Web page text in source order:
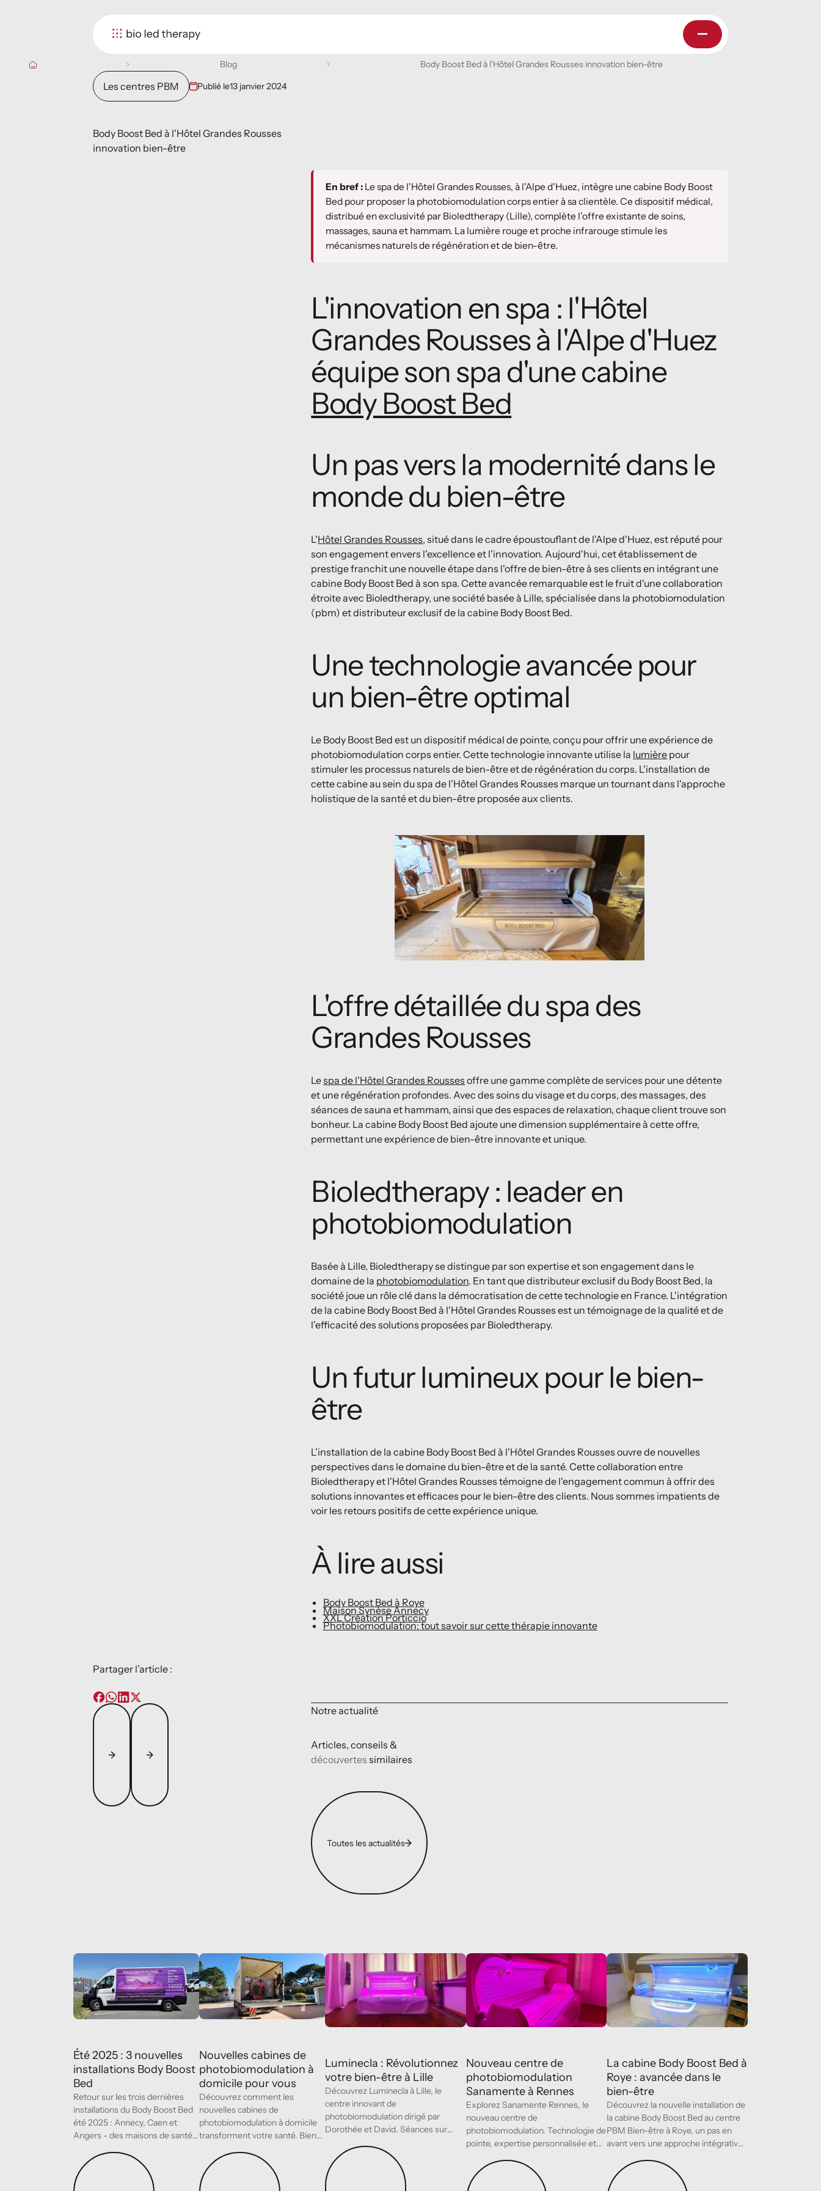
Blog Body Boost Bed à l'Hôtel Grandes Rousses innovation bien-être
Les centres PBM Publié le13 janvier 2024
Body Boost Bed à l'Hôtel Grandes Rousses
innovation bien-être
Partager l’article :
En bref : Le spa de l'Hôtel Grandes Rousses, à l'Alpe d'Huez, intègre une cabine Body Boost
Bed pour proposer la photobiomodulation corps entier à sa clientèle. Ce dispositif médical,
distribué en exclusivité par Bioledtherapy (Lille), complète l'offre existante de soins,
massages, sauna et hammam. La lumière rouge et proche infrarouge stimule les
mécanismes naturels de régénération et de bien-être.
L'innovation en spa : l'Hôtel
Grandes Rousses à l'Alpe d'Huez
équipe son spa d'une cabine
Body Boost Bed
Un pas vers la modernité dans le
monde du bien-être
L'Hôtel Grandes Rousses, situé dans le cadre époustouflant de l'Alpe d'Huez, est réputé pour
son engagement envers l'excellence et l'innovation. Aujourd'hui, cet établissement de
prestige franchit une nouvelle étape dans l'offre de bien-être à ses clients en intégrant une
cabine Body Boost Bed à son spa. Cette avancée remarquable est le fruit d'une collaboration
étroite avec Bioledtherapy, une société basée à Lille, spécialisée dans la photobiomodulation
(pbm) et distributeur exclusif de la cabine Body Boost Bed.
Une technologie avancée pour
un bien-être optimal
Le Body Boost Bed est un dispositif médical de pointe, conçu pour offrir une expérience de
photobiomodulation corps entier. Cette technologie innovante utilise la lumière pour
stimuler les processus naturels de bien-être et de régénération du corps. L'installation de
cette cabine au sein du spa de l'Hôtel Grandes Rousses marque un tournant dans l'approche
holistique de la santé et du bien-être proposée aux clients.
L'offre détaillée du spa des
Grandes Rousses
Lespa de l'Hôtel Grandes Rousses offre une gamme complète de services pour une détente
et une régénération profondes. Avec des soins du visage et du corps, des massages, des
séances de sauna et hammam, ainsi que des espaces de relaxation, chaque client trouve son
bonheur. La cabine Body Boost Bed ajoute une dimension supplémentaire à cette offre,
permettant une expérience de bien-être innovante et unique.
Bioledtherapy : leader en
photobiomodulation
Basée à Lille, Bioledtherapy se distingue par son expertise et son engagement dans le
domaine de la photobiomodulation. En tant que distributeur exclusif du Body Boost Bed, la
société joue un rôle clé dans la démocratisation de cette technologie en France. L'intégration
de la cabine Body Boost Bed à l'Hôtel Grandes Rousses est un témoignage de la qualité et de
l'efficacité des solutions proposées par Bioledtherapy.
Un futur lumineux pour le bien-
être
L'installation de la cabine Body Boost Bed à l'Hôtel Grandes Rousses ouvre de nouvelles
perspectives dans le domaine du bien-être et de la santé. Cette collaboration entre
Bioledtherapy et l'Hôtel Grandes Rousses témoigne de l'engagement commun à offrir des
solutions innovantes et efficaces pour le bien-être des clients. Nous sommes impatients de
voir les retours positifs de cette expérience unique.
À lire aussi
Body Boost Bed à Roye
Maison Synèse Annecy
XXL Création Porticcio
Photobiomodulation: tout savoir sur cette thérapie innovante
Notre actualité
Articles, conseils &
découvertes similaires
Toutes les actualités
Toutes les actualités
Été 2025 : 3 nouvelles installations Body Boost Bed
Les
centres
PBM
Été 2025 : 3 nouvelles
installations Body Boost
Bed
Retour sur les trois dernières
installations du Body Boost Bed
été 2025 : Annecy, Caen et
Angers - des maisons de santé
photobiomodulation.
Lire l’article
Nouvelles cabines de photobiomodulation à domicile pour vous
centres
PBM
Nouvelles cabines de
photobiomodulation à
domicile pour vous
Découvrez comment les
nouvelles cabines de
photobiomodulation à domicile
transforment votre santé. Bien-
portée de main.
Lire l’article
Luminecla : Révolutionnez votre bien-être à Lille
centres
PBM
Luminecla : Révolutionnez
votre bien-être à Lille
Découvrez Luminecla à Lille, le
centre innovant de
photobiomodulation dirigé par
Dorothée et David. Séances sur
Lire l’article
Nouveau centre de photobiomodulation Sanamente à Rennes
Les
centres
Nouveau centre de
photobiomodulation
Sanamente à Rennes
Explorez Sanamente Rennes, le
nouveau centre de
photobiomodulation. Technologie de
pointe, expertise personnalisée et
attendent.
Lire l’article
La cabine Body Boost Bed à Roye : avancée
La cabine Body Boost Bed à
Roye : avancée dans le
bien-être
Découvrez la nouvelle installation de
la cabine Body Boost Bed au centre
PBM Bien-être à Roye, un pas en
avant vers une approche intégrative
Lire l’article